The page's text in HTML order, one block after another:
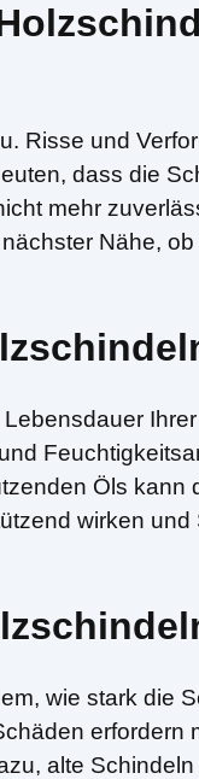
Risse und
dass die
mehr
Nähe,
Öls kann
wirken
wie stark die
alte